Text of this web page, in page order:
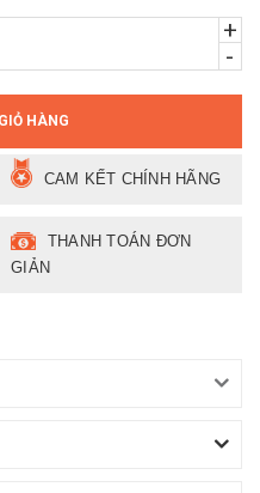
+
-
HÀNG
CAM KẾT CHÍNH HÃNG
THANH TOÁN ĐƠN
GIẢN